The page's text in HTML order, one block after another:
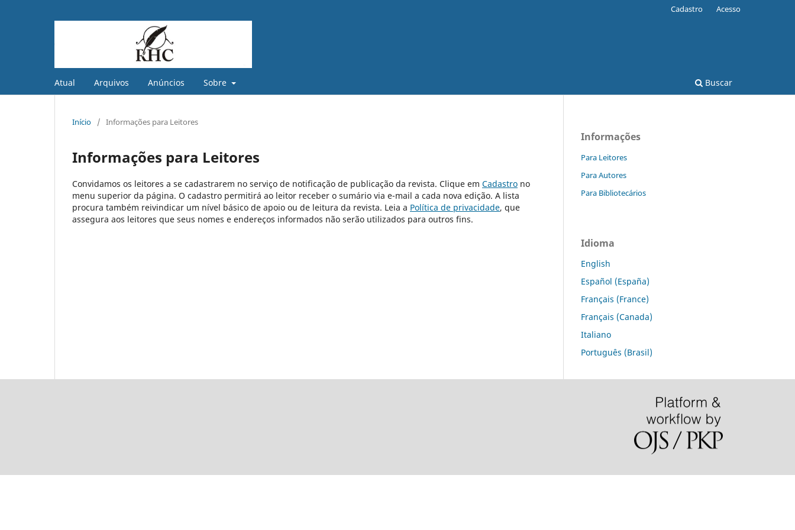
Atual Arquivos Anúncios Sobre Buscar
Cadastro Acesso
Início / Informações para Leitores
Informações para Leitores
Convidamos os leitores a se cadastrarem no serviço de notificação de publicação da revista. Clique em Cadastro no
menu superior da página. O cadastro permitirá ao leitor receber o sumário via e-mail a cada nova edição. A lista
procura também reivindicar um nível básico de apoio ou de leitura da revista. Leia a Política de privacidade, que
assegura aos leitores que seus nomes e endereços informados não serão utilizados para outros fins.
Informações
Para Leitores
Para Autores
Para Bibliotecários
Idioma
English
Español (España)
Français (France)
Français (Canada)
Italiano
Português (Brasil)